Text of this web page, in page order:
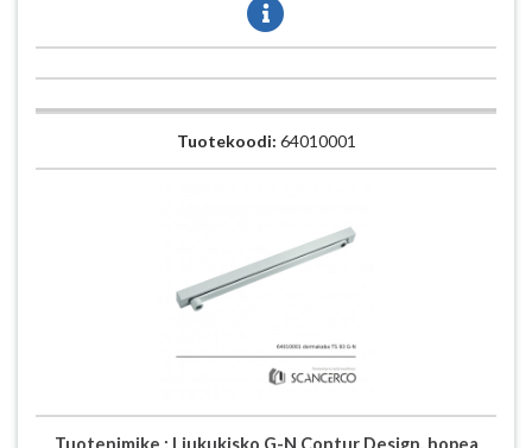
Tuotekoodi: 64010001
Tuotenimike : Liukukisko G-N Contur Design, hopea